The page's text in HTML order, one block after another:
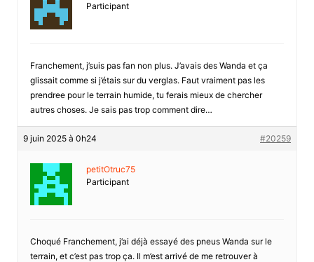
Participant
Franchement, j’suis pas fan non plus. J’avais des Wanda et ça
glissait comme si j’étais sur du verglas. Faut vraiment pas les
prendree pour le terrain humide, tu ferais mieux de chercher
autres choses. Je sais pas trop comment dire…
9 juin 2025 à 0h24 #20259
petitOtruc75
Participant
Choqué Franchement, j’ai déjà essayé des pneus Wanda sur le
terrain, et c’est pas trop ça. Il m’est arrivé de me retrouver à